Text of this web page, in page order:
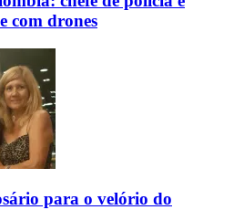
com drones
para o velório do